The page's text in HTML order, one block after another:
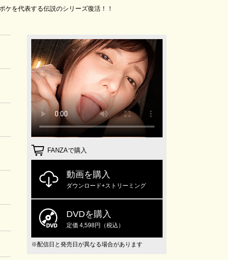
を代表する伝説のシリーズ復活！！
FANZAで購入
動画を購入
ダウンロード+ストリーミング
DVDを購入
定価 4,598円（税込）
※配信日と発売日が異なる場合があります